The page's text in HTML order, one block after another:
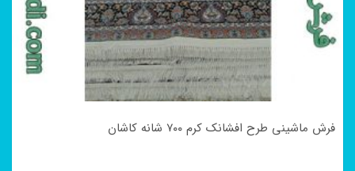
گزینه
ها
صفحه
فرش ماشینی طرح افشانک کرم ۷۰۰ شانه کاشان